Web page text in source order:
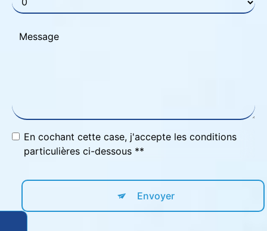
En cochant cette case, j'accepte les conditions
particulières ci-dessous **
Envoyer